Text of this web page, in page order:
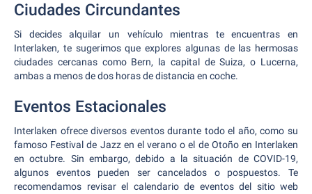
Ciudades Circundantes
Si decides alquilar un vehículo mientras te encuentras en
Interlaken, te sugerimos que explores algunas de las hermosas
ciudades cercanas como Bern, la capital de Suiza, o Lucerna,
ambas a menos de dos horas de distancia en coche.
Eventos Estacionales
Interlaken ofrece diversos eventos durante todo el año, como su
famoso Festival de Jazz en el verano o el de Otoño en Interlaken
en octubre. Sin embargo, debido a la situación de COVID-19,
algunos eventos pueden ser cancelados o pospuestos. Te
recomendamos revisar el calendario de eventos del sitio web